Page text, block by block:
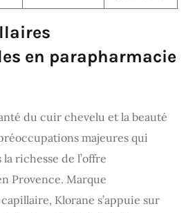
en parapharmacie
du cuir chevelu et la beauté
majeures qui
richesse de l’offre
Provence. Marque
Klorane s’appuie sur